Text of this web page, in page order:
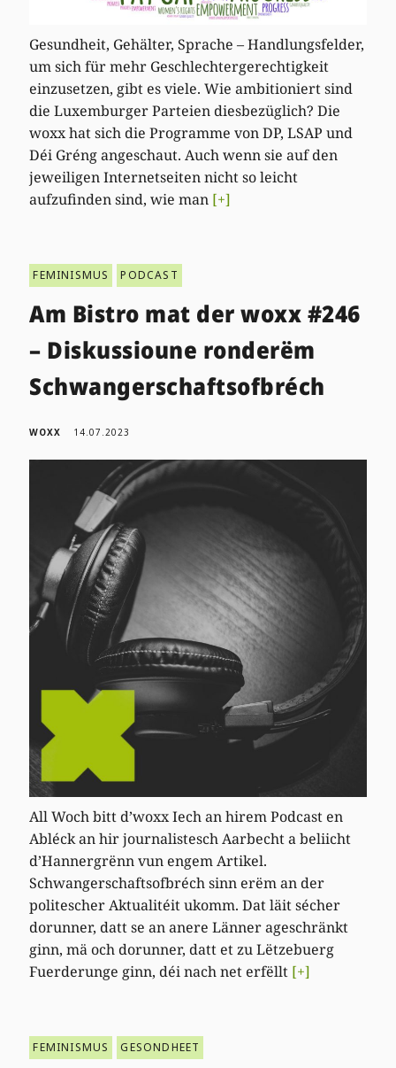
Gesundheit, Gehälter, Sprache – Handlungsfelder,
um sich für mehr Geschlechtergerechtigkeit
einzusetzen, gibt es viele. Wie ambitioniert sind
die Luxemburger Parteien diesbezüglich? Die
woxx hat sich die Programme von DP, LSAP und
Déi Gréng angeschaut. Auch wenn sie auf den
jeweiligen Internetseiten nicht so leicht
aufzufinden sind, wie man [+]
FEMINISMUS PODCAST
Am Bistro mat der woxx #246
– Diskussioune ronderëm
Schwangerschaftsofbréch
WOXX 14.07.2023
All Woch bitt d’woxx Iech an hirem Podcast en
Abléck an hir journalistesch Aarbecht a beliicht
d’Hannergrënn vun engem Artikel.
Schwangerschaftsofbréch sinn erëm an der
politescher Aktualitéit ukomm. Dat läit sécher
dorunner, datt se an anere Länner ageschränkt
ginn, mä och dorunner, datt et zu Lëtzebuerg
Fuerderunge ginn, déi nach net erfëllt [+]
FEMINISMUS GESONDHEET